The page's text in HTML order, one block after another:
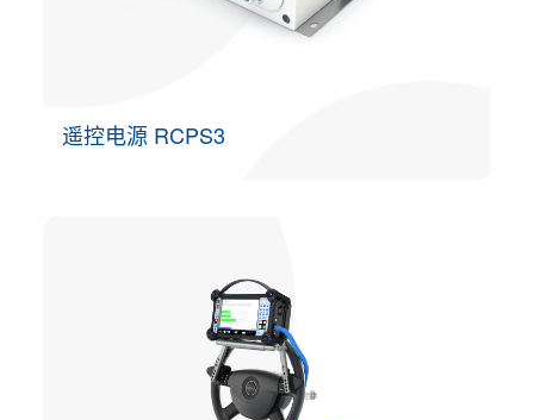
遥控电源 RCPS3